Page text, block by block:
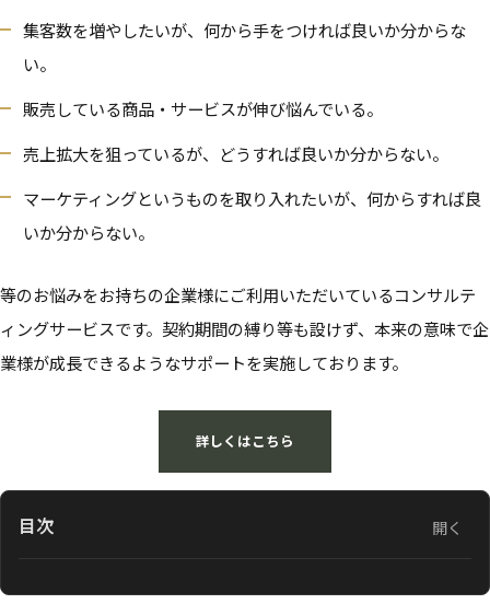
集客数を増やしたいが、何から手をつければ良いか分からな
い。
販売している商品・サービスが伸び悩んでいる。
売上拡大を狙っているが、どうすれば良いか分からない。
マーケティングというものを取り入れたいが、何からすれば良
いか分からない。
等のお悩みをお持ちの企業様にご利用いただいているコンサルテ
ィングサービスです。契約期間の縛り等も設けず、本来の意味で企
業様が成長できるようなサポートを実施しております。
詳しくはこちら
目次 開く